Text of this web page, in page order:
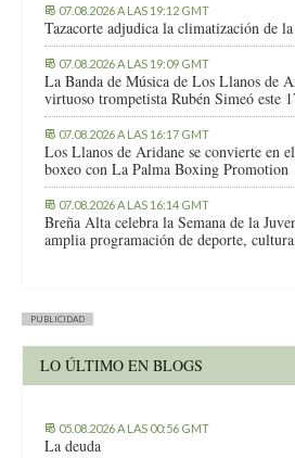
07.08.2026 A LAS 19:12 GMT
Tazacorte adjudica la climatización de
07.08.2026 A LAS 19:09 GMT
La Banda de Música de Los Llanos de
virtuoso trompetista Rubén Simeó este
07.08.2026 A LAS 16:17 GMT
Los Llanos de Aridane se convierte en
boxeo con La Palma Boxing Promotion
07.08.2026 A LAS 16:14 GMT
Breña Alta celebra la Semana de la
amplia programación de deporte,
PUBLICIDAD
LO ÚLTIMO EN BLOGS
05.08.2026 A LAS 00:56 GMT
La deuda